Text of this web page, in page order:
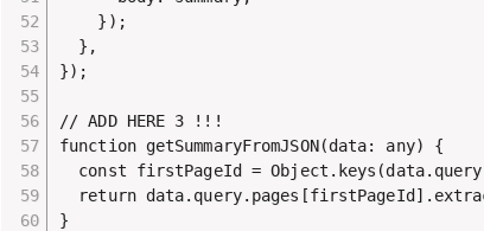
    });
  },
});
// ADD HERE 3 !!!
function getSummaryFromJSON(data: any) {
const firstPageId =
return
}